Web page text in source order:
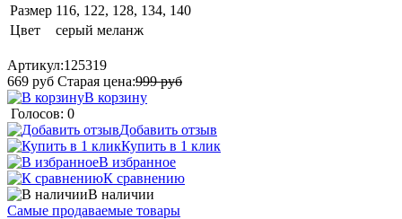
Размер 116, 122, 128, 134, 140
Цвет
серый меланж
Артикул:125319
669 руб Старая цена:999руб
В корзину
Голосов: 0
Добавить отзыв
Купить в 1 клик
В избранное
К сравнению
В наличии
Самые продаваемые товары